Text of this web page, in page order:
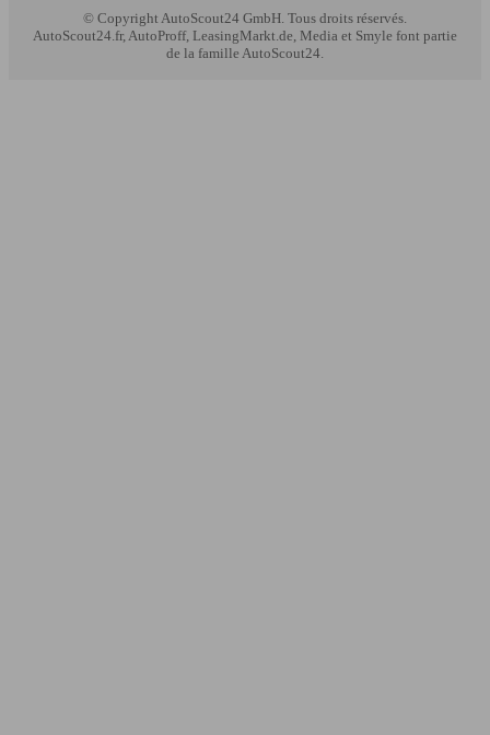
© CopyrightAutoScout24 GmbH. Tous droits réservés.
AutoScout24.fr, AutoProff, LeasingMarkt.de, Media et Smyle font partie
de la famille AutoScout24.